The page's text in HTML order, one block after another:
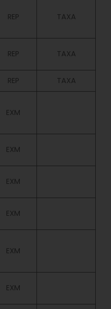
REP TAXA
REP TAXA
REP TAXA
EXM
EXM
EXM
EXM
EXM
EXM